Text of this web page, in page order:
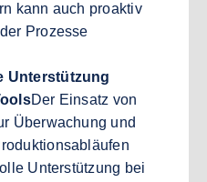
kann auch proaktiv
Prozesse
Unterstützung
Der Einsatz von
Überwachung und
Unterstützung bei